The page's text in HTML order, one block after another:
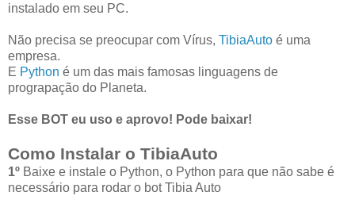
instalado em seu PC.
Não precisa se preocupar com Vírus, TibiaAuto é uma
empresa.
E Python é um das mais famosas linguagens de
prograpação do Planeta.
Esse BOT eu uso e aprovo! Pode baixar!
Como Instalar o TibiaAuto
1º Baixe e instale o Python, o Python para que não sabe é
necessário para rodar o bot Tibia Auto